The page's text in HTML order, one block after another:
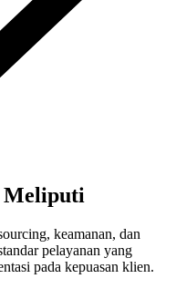
Meliputi
keamanan, dan
pelayanan yang
pada kepuasan klien.